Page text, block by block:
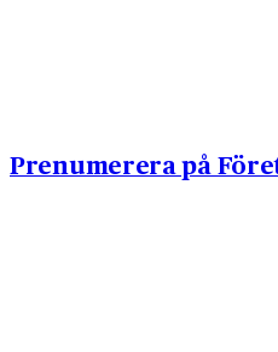
Prenumerera på